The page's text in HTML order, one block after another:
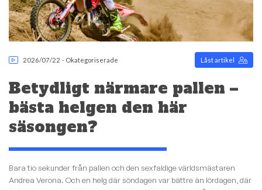
2026/07/22 - Okategoriserade Låst artikel
Betydligt närmare pallen –
bästa helgen den här
säsongen?
Bara tio sekunder från pallen och den sexfaldige världsmästaren
Andrea Verona. Och en helg där söndagen var bättre än lördagen, där